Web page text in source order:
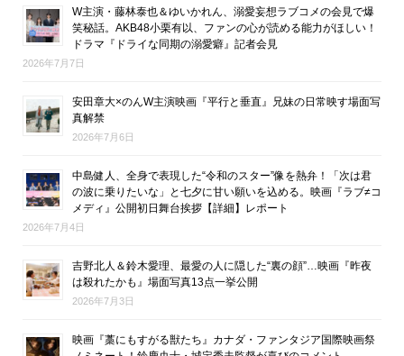
W主演・藤林泰也＆ゆいかれん、溺愛妄想ラブコメの会見で爆
笑秘話。AKB48小栗有以、ファンの心が読める能力がほしい！
ドラマ『ドライな同期の溺愛癖』記者会見
2026年7月7日
安田章大×のんW主演映画『平行と垂直』兄妹の日常映す場面写
真解禁
2026年7月6日
中島健人、全身で表現した“令和のスター”像を熱弁！「次は君
の波に乗りたいな」と七夕に甘い願いを込める。映画『ラブ≠コ
メディ』公開初日舞台挨拶【詳細】レポート
2026年7月4日
吉野北人＆鈴木愛理、最愛の人に隠した“裏の顔”…映画『昨夜
は殺れたかも』場面写真13点一挙公開
2026年7月3日
映画『藁にもすがる獣たち』カナダ・ファンタジア国際映画祭